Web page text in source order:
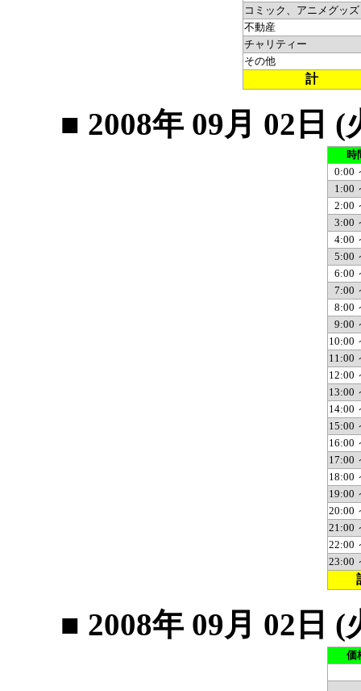
コミック、アニメグッズ
不動産
チャリティー
その他
計
■ 2008年 09月 02日
時
0:00
1:00
2:00
3:00
4:00
5:00
6:00
7:00
8:00
9:00
10:00
11:00
12:00
13:00
14:00
15:00
16:00
17:00
18:00
19:00
20:00
21:00
22:00
23:00
■ 2008年 09月 02日
価